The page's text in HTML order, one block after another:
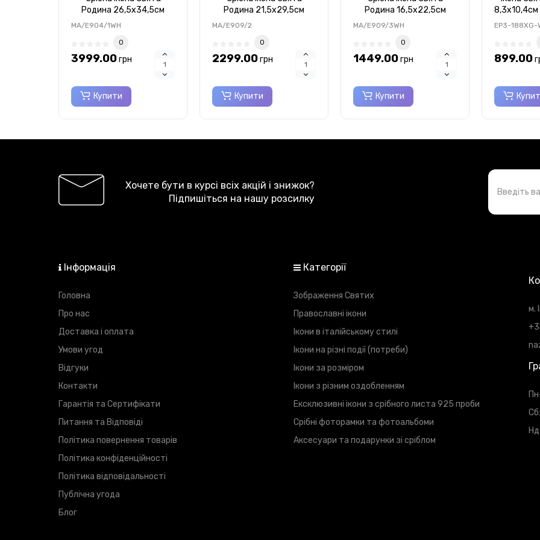
Родина 26,5x34,5см
MA/E904/1WH
MA/E904/1WH
0
3999.00грн
Купити
Родина 21,5x29,5см
MA/E909/2
MA/E909/2
0
2299.00грн
Купити
Родина 16,5x22,5см
MA/E909/3WH
MA/E909/3WH
0
1449.00грн
Купити
8,3х10,4см
форми на
EP3-188XG-
899.00
Хочете бути в курсі всіх акцій і знижок?
Підпишіться на нашу розсилку
Інформація
Головна
Про нас
Доставка і оплата
Умови угод
Відгуки
Контакти
Гарантія та Сертифікати
Питання та Відповіді
Політика повернення товарів
Політика конфіденційності
Політика відповідальності
Публічна угода
Блог
Категорії
Зображення Святих
Православні ікони
Ікони в італійському стилі
Ікони на різні події (потреби)
Ікони за розміром
Ікони з різним оздобленням
Ексклюзивні ікони з срібного листа 925 проби
Срібні фоторамки та фотоальбоми
Аксесуари та подарунки зі сріблом
м.